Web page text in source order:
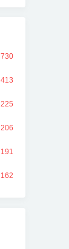
730
413
225
206
191
162